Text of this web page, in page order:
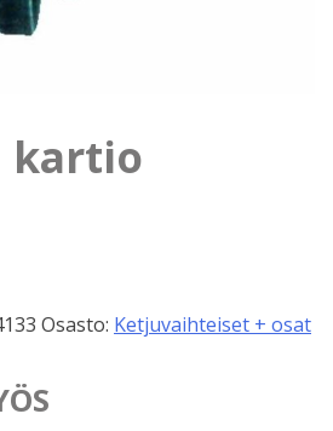
kartio
Osasto: Ketjuvaihteiset + osat